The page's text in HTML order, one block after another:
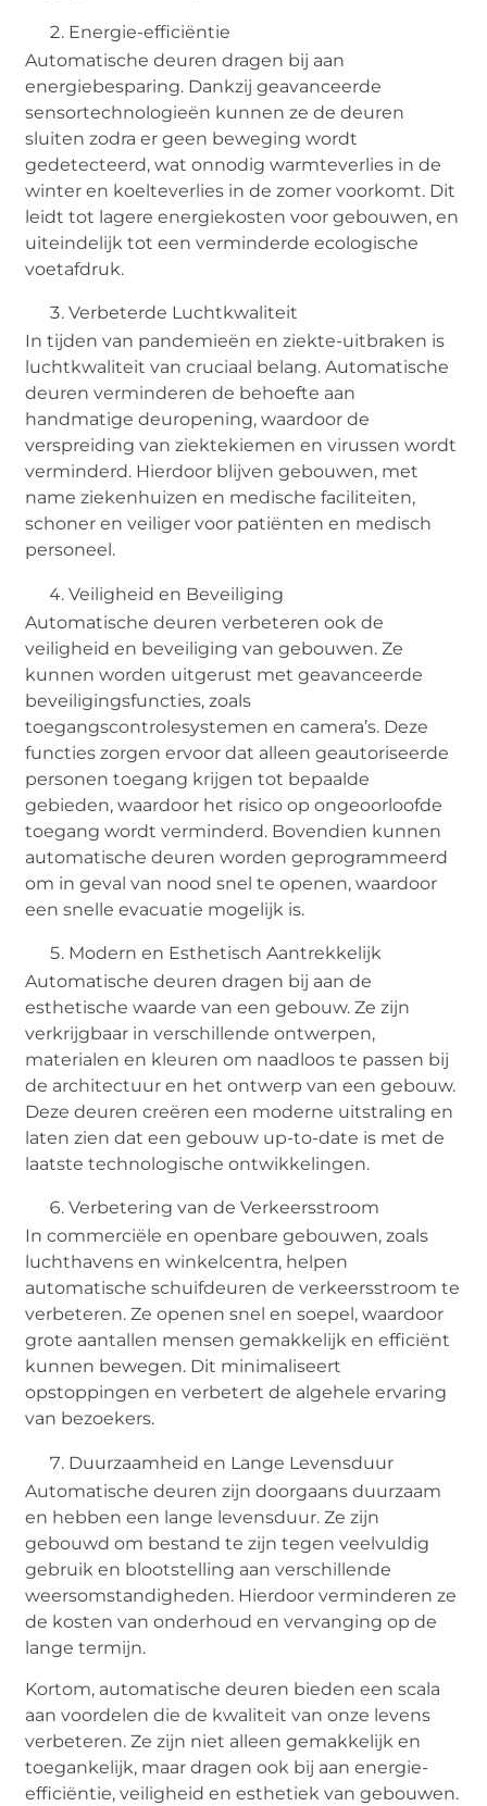
Energie-efficiëntie
Automatische deuren dragen bij aan
energiebesparing. Dankzij geavanceerde
sensortechnologieën kunnen ze de deuren
sluiten zodra er geen beweging wordt
gedetecteerd, wat onnodig warmteverlies in de
winter en koelteverlies in de zomer voorkomt. Dit
leidt tot lagere energiekosten voor gebouwen, en
uiteindelijk tot een verminderde ecologische
voetafdruk.
Verbeterde Luchtkwaliteit
In tijden van pandemieën en ziekte-uitbraken is
luchtkwaliteit van cruciaal belang. Automatische
deuren verminderen de behoefte aan
handmatige deuropening, waardoor de
verspreiding van ziektekiemen en virussen wordt
verminderd. Hierdoor blijven gebouwen, met
name ziekenhuizen en medische faciliteiten,
schoner en veiliger voor patiënten en medisch
personeel.
Veiligheid en Beveiliging
Automatische deuren verbeteren ook de
veiligheid en beveiliging van gebouwen. Ze
kunnen worden uitgerust met geavanceerde
beveiligingsfuncties, zoals
toegangscontrolesystemen en camera’s. Deze
functies zorgen ervoor dat alleen geautoriseerde
personen toegang krijgen tot bepaalde
gebieden, waardoor het risico op ongeoorloofde
toegang wordt verminderd. Bovendien kunnen
automatische deuren worden geprogrammeerd
om in geval van nood snel te openen, waardoor
een snelle evacuatie mogelijk is.
Modern en Esthetisch Aantrekkelijk
Automatische deuren dragen bij aan de
esthetische waarde van een gebouw. Ze zijn
verkrijgbaar in verschillende ontwerpen,
materialen en kleuren om naadloos te passen bij
de architectuur en het ontwerp van een gebouw.
Deze deuren creëren een moderne uitstraling en
laten zien dat een gebouw up-to-date is met de
laatste technologische ontwikkelingen.
Verbetering van de Verkeersstroom
In commerciële en openbare gebouwen, zoals
luchthavens en winkelcentra, helpen
automatische schuifdeuren de verkeersstroom te
verbeteren. Ze openen snel en soepel, waardoor
grote aantallen mensen gemakkelijk en efficiënt
kunnen bewegen. Dit minimaliseert
opstoppingen en verbetert de algehele ervaring
van bezoekers.
Duurzaamheid en Lange Levensduur
Automatische deuren zijn doorgaans duurzaam
en hebben een lange levensduur. Ze zijn
gebouwd om bestand te zijn tegen veelvuldig
gebruik en blootstelling aan verschillende
weersomstandigheden. Hierdoor verminderen ze
de kosten van onderhoud en vervanging op de
lange termijn.
Kortom, automatische deuren bieden een scala
aan voordelen die de kwaliteit van onze levens
verbeteren. Ze zijn niet alleen gemakkelijk en
toegankelijk, maar dragen ook bij aan energie-
efficiëntie, veiligheid en esthetiek van gebouwen.